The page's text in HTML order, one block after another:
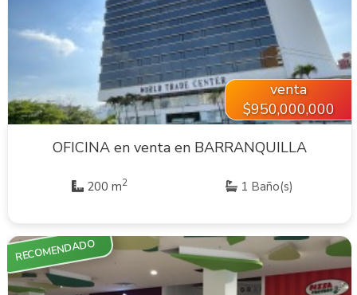
VER INMUEBLE
venta
$950,000,000
OFICINA en venta en BARRANQUILLA
200 m2 1 Baño(s)
RECOMENDADO